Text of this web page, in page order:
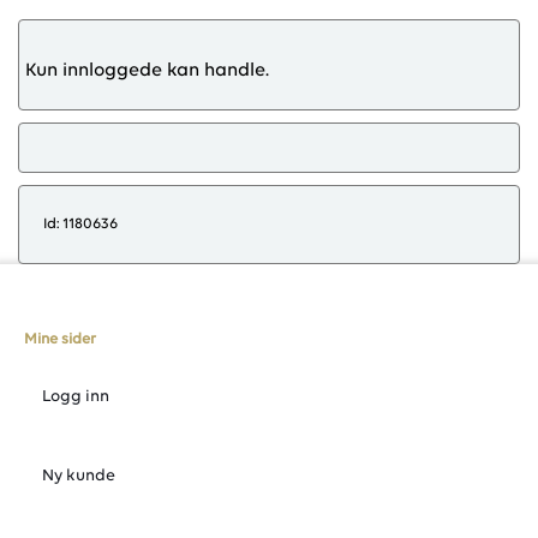
Kun innloggede kan handle.
Id: 1180636
Mine sider
Logg inn
Ny kunde